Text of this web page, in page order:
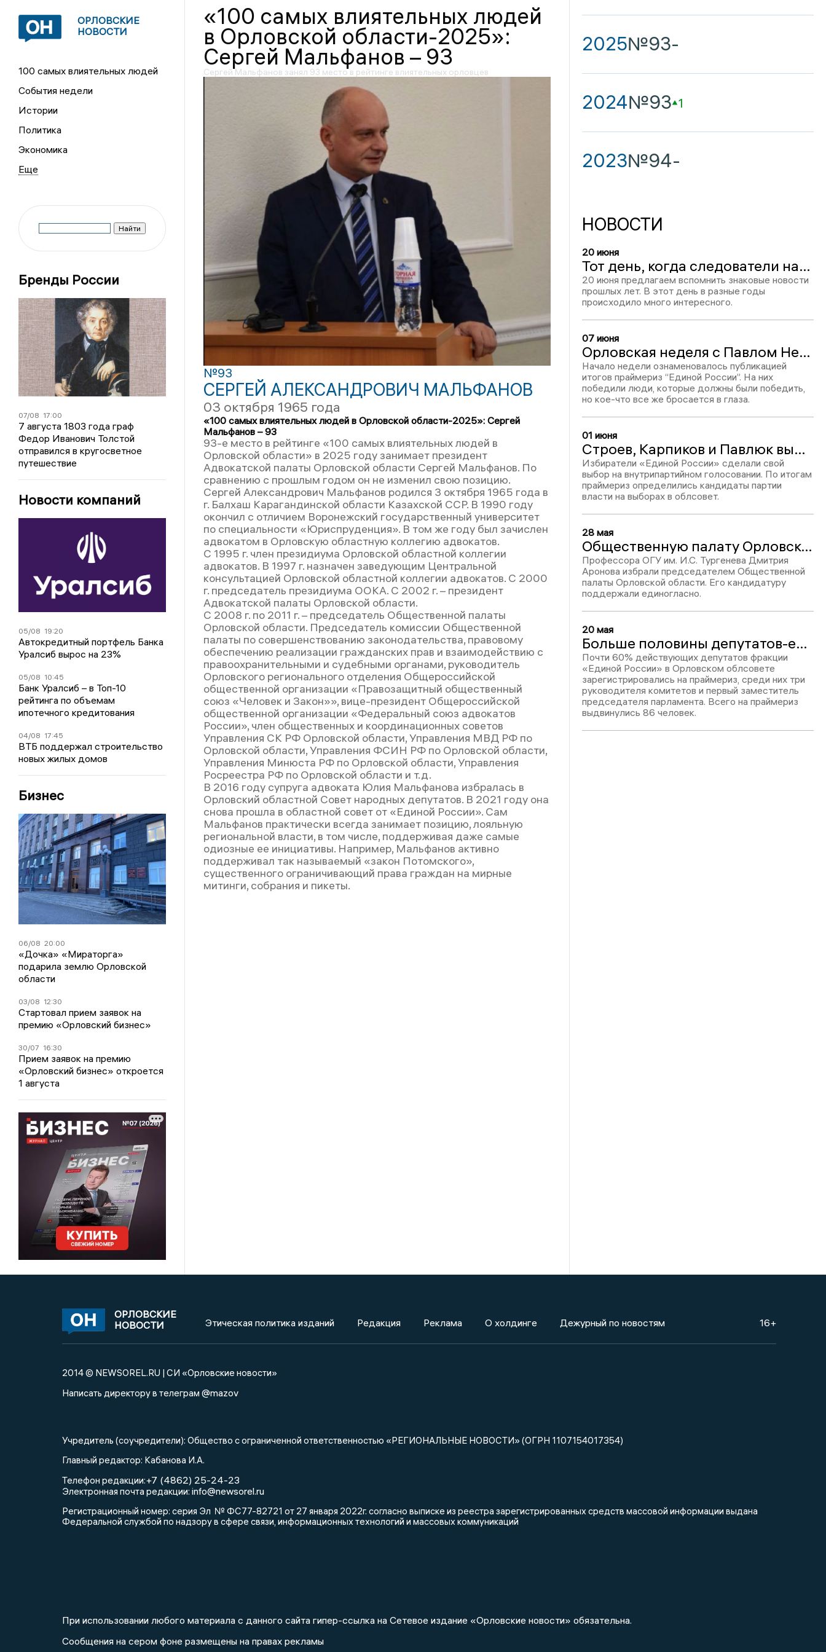
ОРЛОВСКИЕ
НОВОСТИ
100 самых влиятельных людей
События недели
Истории
Политика
Экономика
Бренды России
07/08 17:00
7 августа 1803 года граф
Федор Иванович Толстой
отправился в кругосветное
путешествие
Новости компаний
05/08 19:20
Автокредитный портфель Банка
Уралсиб вырос на 23%
05/08 10:45
Банк Уралсиб – в Топ-10
рейтинга по объемам
ипотечного кредитования
04/08 17:45
ВТБ поддержал строительство
новых жилых домов
Бизнес
06/08 20:00
«Дочка» «Мираторга»
подарила землю Орловской
области
03/08 12:30
Стартовал прием заявок на
премию «Орловский бизнес»
30/07 16:30
Прием заявок на премию
«Орловский бизнес» откроется
1 августа
«100 самых влиятельных людей
в Орловской области-2025»:
Сергей Мальфанов – 93
Сергей Мальфанов занял 93 место в рейтинге влиятельных орловцев
№93
СЕРГЕЙ АЛЕКСАНДРОВИЧ МАЛЬФАНОВ
03 октября 1965 года
«100 самых влиятельных людей в Орловской области-2025»: Сергей
Мальфанов – 93
93-е место в рейтинге «100 самых влиятельных людей в
Орловской области» в 2025 году занимает президент
Адвокатской палаты Орловской области Сергей Мальфанов. По
сравнению с прошлым годом он не изменил свою позицию.
Сергей Александрович Мальфанов родился 3 октября 1965 года в
г. Балхаш Карагандинской области Казахской ССР. В 1990 году
окончил с отличием Воронежский государственный университет
по специальности «Юриспруденция». В том же году был зачислен
адвокатом в Орловскую областную коллегию адвокатов.
С 1995 г. член президиума Орловской областной коллегии
адвокатов. В 1997 г. назначен заведующим Центральной
консультацией Орловской областной коллегии адвокатов. С 2000
г. председатель президиума ООКА. С 2002 г. – президент
Адвокатской палаты Орловской области.
С 2008 г. по 2011 г. – председатель Общественной палаты
Орловской области. Председатель комиссии Общественной
палаты по совершенствованию законодательства, правовому
обеспечению реализации гражданских прав и взаимодействию с
правоохранительными и судебными органами, руководитель
Орловского регионального отделения Общероссийской
общественной организации «Правозащитный общественный
союз «Человек и Закон»», вице-президент Общероссийской
общественной организации «Федеральный союз адвокатов
России», член общественных и координационных советов
Управления СК РФ Орловской области, Управления МВД РФ по
Орловской области, Управления ФСИН РФ по Орловской области,
Управления Минюста РФ по Орловской области, Управления
Росреестра РФ по Орловской области и т.д.
В 2016 году супруга адвоката Юлия Мальфанова избралась в
Орловский областной Совет народных депутатов. В 2021 году она
снова прошла в областной совет от «Единой России». Сам
Мальфанов практически всегда занимает позицию, лояльную
региональной власти, в том числе, поддерживая даже самые
одиозные ее инициативы. Например, Мальфанов активно
поддерживал так называемый «закон Потомского»,
существенного ограничивающий права граждан на мирные
митинги, собрания и пикеты.
2025№93-
2024№93 1
2023№94-
НОВОСТИ
20 июня
Тот день, когда следователи нашли преступную группировку внутри УКХ Орла: 20 июня в истории региона
20 июня предлагаем вспомнить знаковые новости
прошлых лет. В этот день в разные годы
происходило много интересного.
07 июня
Орловская неделя с Павлом Несмеловым: итоги праймериз, сближение Орла и Мценска, аварийные дома
Начало недели ознаменовалось публикацией
итогов праймериз “Единой России”. На них
победили люди, которые должны были победить,
но кое-что все же бросается в глаза.
01 июня
Строев, Карпиков и Павлюк выиграли свои округа: итоги праймериз ЕР в облсовет
Избиратели «Единой России» сделали свой
выбор на внутрипартийном голосовании. По итогам
праймериз определились кандидаты партии
власти на выборах в облсовет.
28 мая
Общественную палату Орловской области возглавил профессор ОГУ Дмитрий Аронов
Профессора ОГУ им. И.С. Тургенева Дмитрия
Аронова избрали председателем Общественной
палаты Орловской области. Его кандидатуру
поддержали единогласно.
20 мая
Больше половины депутатов-единороссов решили переизбраться в Орловский облсовет
Почти 60% действующих депутатов фракции
«Единой России» в Орловском облсовете
зарегистрировались на праймериз, среди них три
руководителя комитетов и первый заместитель
председателя парламента. Всего на праймериз
выдвинулись 86 человек.
ОРЛОВСКИЕ
НОВОСТИ
Этическая политика изданий Редакция Реклама О холдинге Дежурный по новостям 16+
2014 © NEWSOREL.RU | СИ «Орловские новости»
Написать директору в телеграм @mazov
Учредитель (соучредители): Общество с ограниченной ответственностью «РЕГИОНАЛЬНЫЕ НОВОСТИ» (ОГРН 1107154017354)
Главный редактор: Кабанова И.А.
Телефон редакции:+7 (4862) 25-24-23
Электронная почта редакции: info@newsorel.ru
Регистрационный номер: серия Эл № ФС77-82721 от 27 января 2022г. согласно выписке из реестра зарегистрированных средств массовой информации выдана
Федеральной службой по надзору в сфере связи, информационных технологий и массовых коммуникаций
При использовании любого материала с данного сайта гипер-ссылка на Сетевое издание «Орловские новости» обязательна.
Сообщения на сером фоне размещены на правах рекламы